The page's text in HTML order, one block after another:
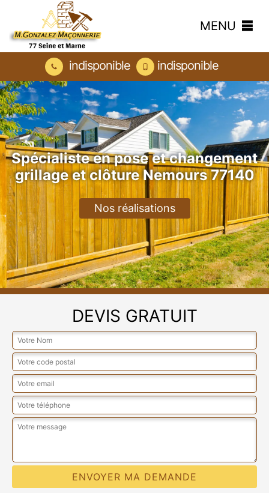
MENU
indisponible indisponible
Spécialiste en pose et changement
grillage et clôture Nemours 77140
Nos réalisations
DEVIS GRATUIT